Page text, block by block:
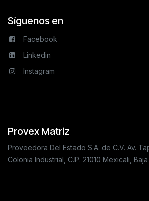
Síguenos en
Facebook
Linkedin
Instagram
Provex Matriz
Proveedora Del Estado S.A. de C.V. Av.
Colonia Industrial, C.P. 21010 Mexicali,